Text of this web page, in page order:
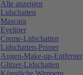
Alle anzeigen
Lidschatten
Mascara
Eyeliner
Creme-Lidschatten
Lidschatten-Primer
Augen-Make-up-Entferner
Glitzer-Lidschatten
Künstliche Wimpern